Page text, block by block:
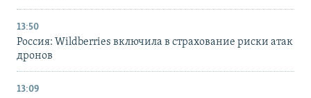
13:50
Россия: Wildberries включила в страхование риски атак
дронов
13:09